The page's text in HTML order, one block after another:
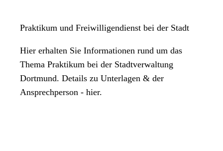
Praktikum und Freiwilligendienst bei der Stadt
Hier erhalten Sie Informationen rund um das
Thema Praktikum bei der Stadtverwaltung
Dortmund. Details zu Unterlagen & der
Ansprechperson - hier.